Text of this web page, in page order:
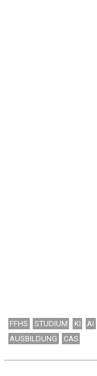
FFHS STUDIUM KI AI
AUSBILDUNG
CAS